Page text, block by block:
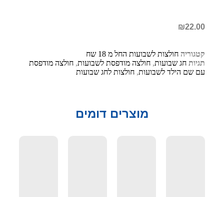
₪22.00
קטגוריה חולצות לשבועות החל מ 18 שח
תגיות חג שבועות, חולצה מודפסת לשבועות, חולצה מודפסת
עם שם הילד לשבועות, חולצות לחג שבועות
מוצרים דומים